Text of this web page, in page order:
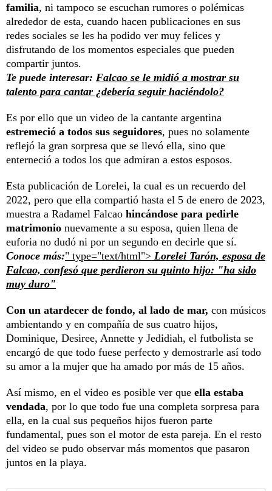
familia, ni tampoco se escuchan rumores o polémicas
alrededor de esta, cuando hacen publicaciones en sus
redes sociales se les ha podido ver muy felices y
disfrutando de los momentos especiales que pueden
compartir juntos.
Te puede interesar: Falcao se le midió a mostrar su
talento para cantar ¿debería seguir haciéndolo?
Es por ello que un video de la cantante argentina
estremeció a todos sus seguidores, pues no solamente
reflejó la gran sorpresa que se llevó ella, sino que
enterneció a todos los que admiran a estos esposos.
Esta publicación de Lorelei, la cual es un recuerdo del
2022, pero que ella compartió hasta el 5 de enero de 2023,
muestra a Radamel Falcao hincándose para pedirle
matrimonio nuevamente a su esposa, quien llena de
euforia no dudó ni por un segundo en decirle que sí.
Conoce más:" type="text/html"> Lorelei Tarón, esposa de
Falcao, confesó que perdieron su quinto hijo: "ha sido
muy duro"
Con un atardecer de fondo, al lado de mar, con músicos
ambientando y en compañía de sus cuatro hijos,
Dominique, Desiree, Annette y Jedidiah, el futbolista se
encargó de que todo fuese perfecto y demostrarle así todo
su amor a la mujer que ha amado por más de 15 años.
Así mismo, en el video es posible ver que ella estaba
vendada, por lo que todo fue una completa sorpresa para
ella, en la cual sus pequeños hijos fueron parte
fundamental, pues son el motor de esta pareja. En el resto
del video se pudo observar más momentos que pasaron
juntos en la playa.